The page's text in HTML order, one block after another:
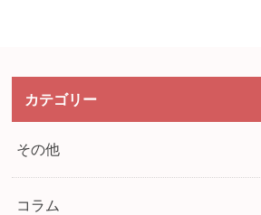
カテゴリー
その他
コラム